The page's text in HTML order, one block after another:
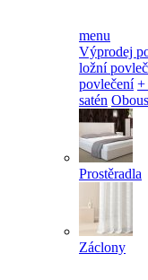
menu
Výprodej
ložní
povlečení +
satén
Prostěradla
Záclony